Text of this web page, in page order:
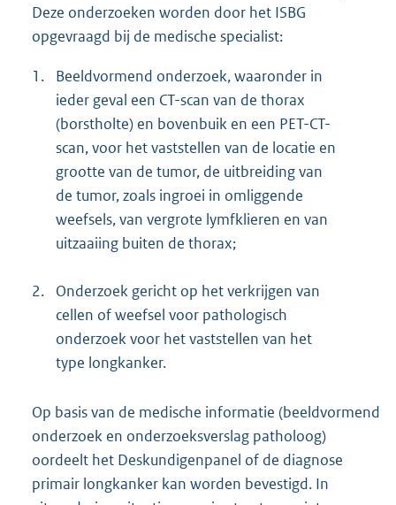
Deze onderzoeken worden door het ISBG
opgevraagd bij de medische specialist:
1.
Beeldvormend onderzoek, waaronder in
ieder geval een CT-scan van de thorax
(borstholte) en bovenbuik en een PET-CT-
scan, voor het vaststellen van de locatie en
grootte van de tumor, de uitbreiding van
de tumor, zoals ingroei in omliggende
weefsels, van vergrote lymfklieren en van
uitzaaiing buiten de thorax;
2.
Onderzoek gericht op het verkrijgen van
cellen of weefsel voor pathologisch
onderzoek voor het vaststellen van het
type longkanker.
Op basis van de medische informatie (beeldvormend
onderzoek en onderzoeksverslag patholoog)
oordeelt het Deskundigenpanel of de diagnose
primair longkanker kan worden bevestigd. In